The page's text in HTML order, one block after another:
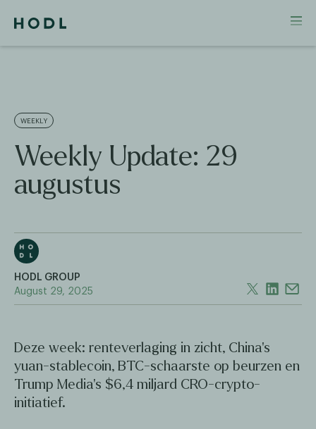
WEEKLY
Weekly Update: 29
augustus
HODL GROUP
August 29, 2025
Deze week: renteverlaging in zicht, China’s
yuan-stablecoin, BTC-schaarste op beurzen en
Trump Media’s $6,4 miljard CRO-crypto-
initiatief.